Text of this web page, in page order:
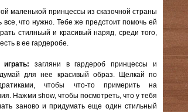
маленькой принцессы из сказочной страны
все, что нужно. Тебе же предстоит помочь ей
стилньый и красивый наряд, среди того,
в ее гардеробе.
играть: загляни в гардероб принцессы и
для нее красивый образ. Щелкай по
чтобы что-то примерить на
Нажми show, чтобы посмотреть, что у тебя
заново и придумать еще один стильный